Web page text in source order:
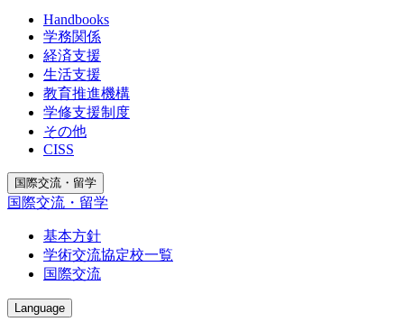
Handbooks
学務関係
経済支援
生活支援
教育推進機構
学修支援制度
その他
CISS
国際交流・留学
国際交流・留学
基本方針
学術交流協定校一覧
国際交流
Language